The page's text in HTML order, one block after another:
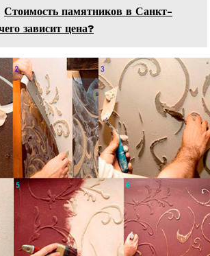
Стоимость памятников в Санкт-
зависит цена?